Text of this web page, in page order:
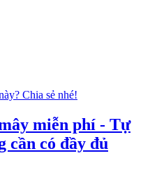
Chia sẻ nhé!
miễn phí - Tự
cần có đầy đủ